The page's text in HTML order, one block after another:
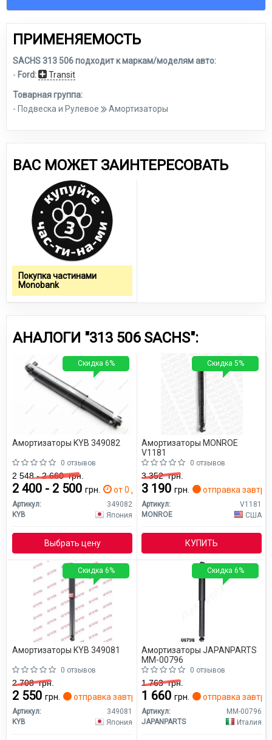
ПРИМЕНЯЕМОСТЬ
SACHS 313 506 подходит к маркам/моделям авто:
- Ford: Transit
Товарная группа:
- Подвеска и Рулевое
Амортизаторы
ВАС МОЖЕТ ЗАИНТЕРЕСОВАТЬ
Покупка частинами
Monobank
АНАЛОГИ "313 506 SACHS":
Амортизаторы KYB 349082
0 отзывов
2 548 - 2 660грн.
2 400 - 2 500 грн. от 0 дн.
Артикул:
349082
KYB
Япония
Выбрать цену
Скидка 6%
Амортизаторы MONROE
V1181
0 отзывов
3 352грн.
3 190 грн. отправка завтра
Артикул:
V1181
MONROE
США
КУПИТЬ
Скидка 5%
Амортизаторы KYB 349081
0 отзывов
2 708грн.
2 550 грн. отправка завтра
Артикул:
349081
KYB
Япония
Скидка 6%
Амортизаторы JAPANPARTS
MM-00796
0 отзывов
1 763грн.
1 660 грн. отправка завтра
Артикул:
MM-00796
JAPANPARTS
Италия
Скидка 6%